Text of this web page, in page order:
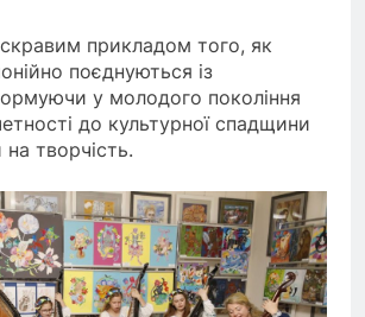
прикладом того, як
поєднуються із
у молодого покоління
до культурної спадщини
творчість.